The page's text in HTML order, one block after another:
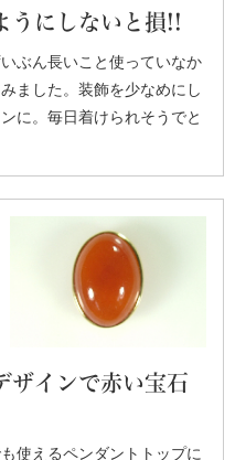
うにしないと損!!
ぶん長いこと使っていなか
ました。装飾を少なめにし
に。毎日着けられそうでと
ザインで赤い宝石
使えるペンダントトップに